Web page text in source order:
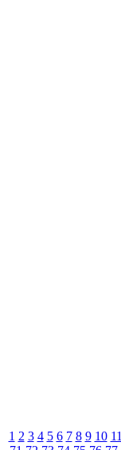
1 2 3 4 5 6 7 8 9 10 11